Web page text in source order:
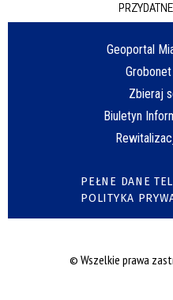
Geoportal
Grobonet
Zbieraj
Biuletyn
PEŁNE DANE
POLITYKA
© Wszelkie prawa